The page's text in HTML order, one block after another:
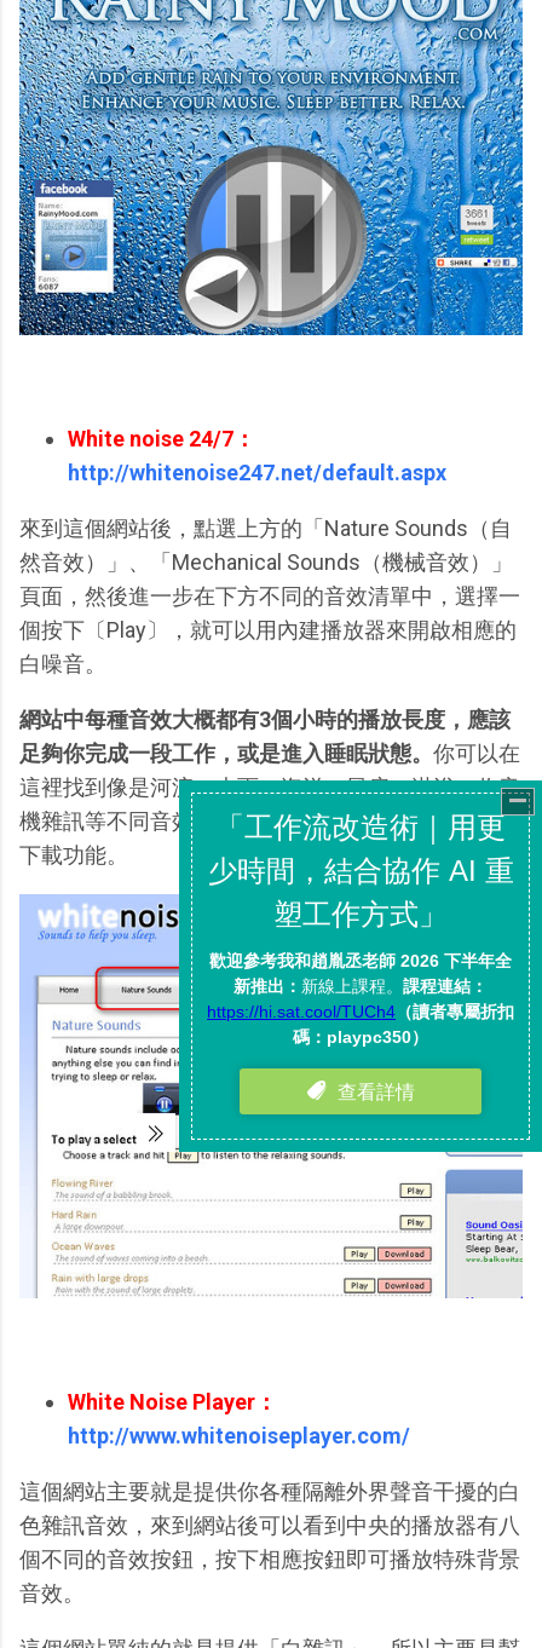
White noise 24/7：
http://whitenoise247.net/default.aspx
來到這個網站後，點選上方的「Nature Sounds（自
然音效）」、「Mechanical Sounds（機械音效）」
頁面，然後進一步在下方不同的音效清單中，選擇一
個按下〔Play〕，就可以用內建播放器來開啟相應的
白噪音。
網站中每種音效大概都有3個小時的播放長度，應該
足夠你完成一段工作，或是進入睡眠狀態。 你可以在
這裡找到像是河流、大雨、海洋、風扇、淋浴、收音
機雜訊等不同音效，有些除了線上播放之外還提供了
下載功能。
White Noise Player：
http://www.whitenoiseplayer.com/
這個網站主要就是提供你各種隔離外界聲音干擾的白
色雜訊音效，來到網站後可以看到中央的播放器有八
個不同的音效按鈕，按下相應按鈕即可播放特殊背景
音效。